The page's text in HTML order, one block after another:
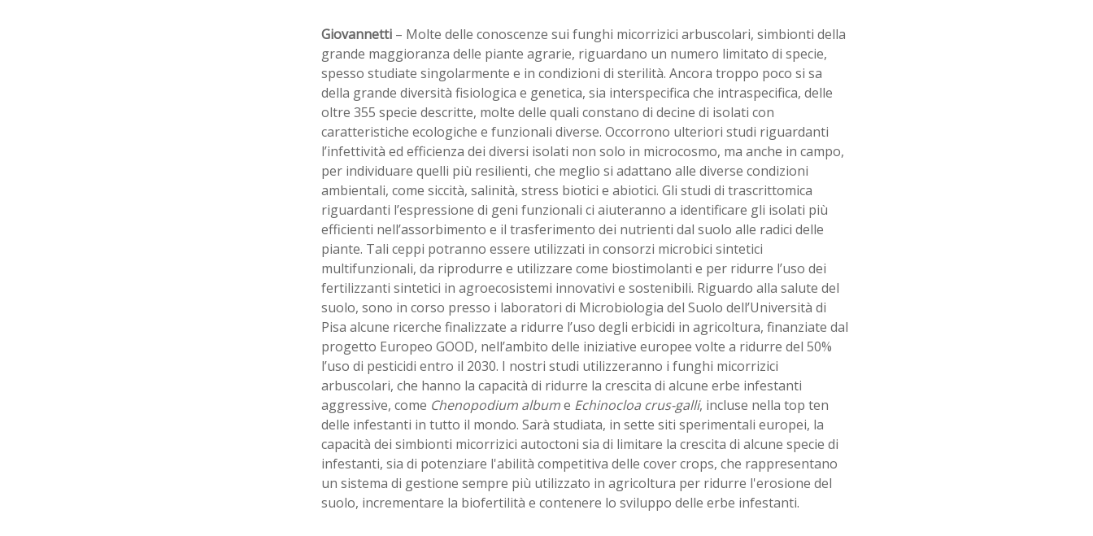
Giovannetti – Molte delle conoscenze sui funghi micorrizici arbuscolari, simbionti della
grande maggioranza delle piante agrarie, riguardano un numero limitato di specie,
spesso studiate singolarmente e in condizioni di sterilità. Ancora troppo poco si sa
della grande diversità fisiologica e genetica, sia interspecifica che intraspecifica, delle
oltre 355 specie descritte, molte delle quali constano di decine di isolati con
caratteristiche ecologiche e funzionali diverse. Occorrono ulteriori studi riguardanti
l’infettività ed efficienza dei diversi isolati non solo in microcosmo, ma anche in campo,
per individuare quelli più resilienti, che meglio si adattano alle diverse condizioni
ambientali, come siccità, salinità, stress biotici e abiotici. Gli studi di trascrittomica
riguardanti l’espressione di geni funzionali ci aiuteranno a identificare gli isolati più
efficienti nell’assorbimento e il trasferimento dei nutrienti dal suolo alle radici delle
piante. Tali ceppi potranno essere utilizzati in consorzi microbici sintetici
multifunzionali, da riprodurre e utilizzare come biostimolanti e per ridurre l’uso dei
fertilizzanti sintetici in agroecosistemi innovativi e sostenibili. Riguardo alla salute del
suolo, sono in corso presso i laboratori di Microbiologia del Suolo dell’Università di
Pisa alcune ricerche finalizzate a ridurre l’uso degli erbicidi in agricoltura, finanziate dal
progetto Europeo GOOD, nell’ambito delle iniziative europee volte a ridurre del 50%
l’uso di pesticidi entro il 2030. I nostri studi utilizzeranno i funghi micorrizici
arbuscolari, che hanno la capacità di ridurre la crescita di alcune erbe infestanti
aggressive, come Chenopodium albume Echinocloa crus-galli, incluse nella top ten
delle infestanti in tutto il mondo. Sarà studiata, in sette siti sperimentali europei, la
capacità dei simbionti micorrizici autoctoni sia di limitare la crescita di alcune specie di
infestanti, sia di potenziare l'abilità competitiva delle cover crops, che rappresentano
un sistema di gestione sempre più utilizzato in agricoltura per ridurre l'erosione del
suolo, incrementare la biofertilità e contenere lo sviluppo delle erbe infestanti.